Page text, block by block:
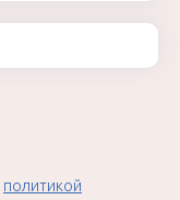
политикой